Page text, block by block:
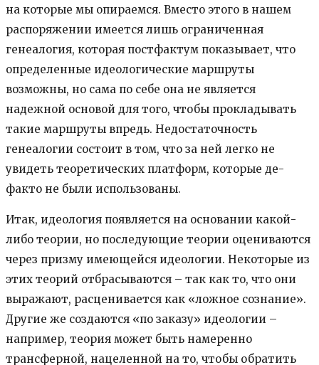
на которые мы опираемся. Вместо этого в нашем
распоряжении имеется лишь ограниченная
генеалогия, которая постфактум показывает, что
определенные идеологические маршруты
возможны, но сама по себе она не является
надежной основой для того, чтобы прокладывать
такие маршруты впредь. Недостаточность
генеалогии состоит в том, что за ней легко не
увидеть теоретических платформ, которые де-
факто не были использованы.
Итак, идеология появляется на основании какой-
либо теории, но последующие теории оцениваются
через призму имеющейся идеологии. Некоторые из
этих теорий отбрасываются – так как то, что они
выражают, расценивается как «ложное сознание».
Другие же создаются «по заказу» идеологии –
например, теория может быть намеренно
трансферной, нацеленной на то, чтобы обратить